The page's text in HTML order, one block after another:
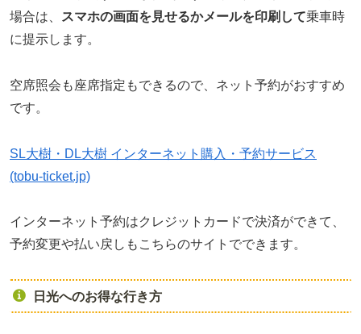
場合は、
スマホの画面を見せるかメールを印刷して乗車時
に提示します。
空席照会も座席指定もできるので、ネット予約がおすすめ
です。
SL大樹・DL大樹 インターネット購入・予約サービス
(tobu-ticket.jp)
インターネット予約はクレジットカードで決済ができて、
予約変更や払い戻しもこちらのサイトでできます。
日光へのお得な行き方